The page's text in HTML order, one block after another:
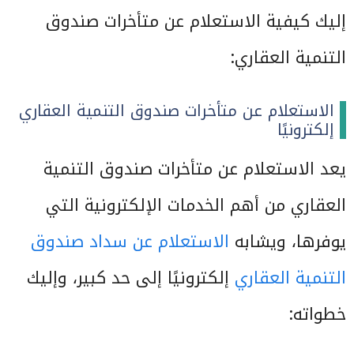
إليك كيفية الاستعلام عن متأخرات صندوق
التنمية العقاري:
الاستعلام عن متأخرات صندوق التنمية العقاري
إلكترونيًا
يعد الاستعلام عن متأخرات صندوق التنمية
العقاري من أهم الخدمات الإلكترونية التي
يوفرها، ويشابه الاستعلام عن سداد صندوق
التنمية العقاري إلكترونيًا إلى حد كبير، وإليك
خطواته: